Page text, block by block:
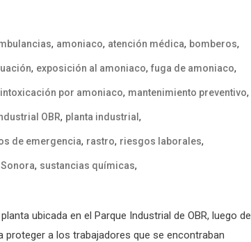
, amoniaco, atención médica, bomberos,
, exposición al amoniaco, fuga de amoniaco,
intoxicación por amoniaco, mantenimiento preventivo,
OBR, planta industrial ,
de emergencia, rastro, riesgos laborales,
, sustancias químicas,
ubicada en el Parque Industrial de OBR, luego de
a los trabajadores que se encontraban